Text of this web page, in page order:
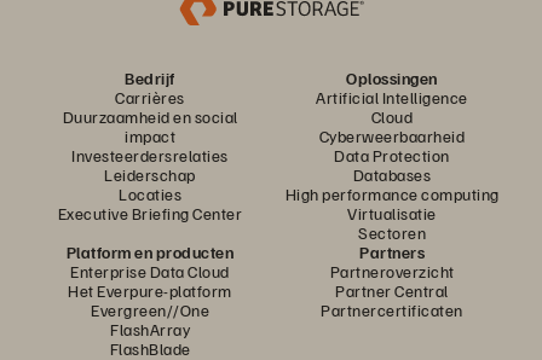
Bedrijf
Carrières
Duurzaamheid en social
impact
Investeerdersrelaties
Leiderschap
Locaties
Executive Briefing Center
Oplossingen
Artificial Intelligence
Cloud
Cyberweerbaarheid
Data Protection
Databases
High performance computing
Virtualisatie
Sectoren
Platform en producten
Enterprise Data Cloud
Het Everpure-platform
Evergreen//One
FlashArray
FlashBlade
Partners
Partneroverzicht
Partner Central
Partnercertificaten